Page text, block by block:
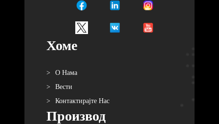
Хоме
О Нама
Вести
Контактирајте Нас
Производ